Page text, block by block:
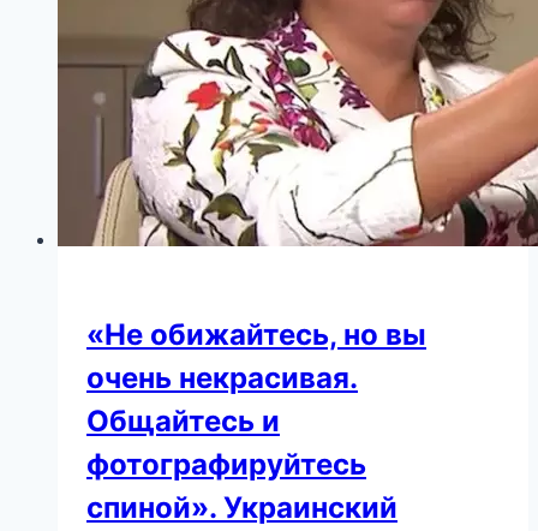
удобное
совпадение?
«Не обижайтесь, но вы
очень некрасивая.
Общайтесь и
фотографируйтесь
спиной». Украинский